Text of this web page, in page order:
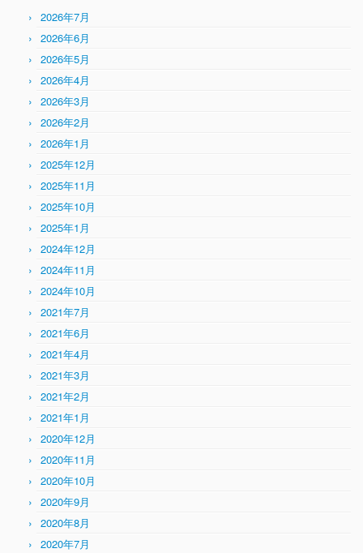
2026年7月
2026年6月
2026年5月
2026年4月
2026年3月
2026年2月
2026年1月
2025年12月
2025年11月
2025年10月
2025年1月
2024年12月
2024年11月
2024年10月
2021年7月
2021年6月
2021年4月
2021年3月
2021年2月
2021年1月
2020年12月
2020年11月
2020年10月
2020年9月
2020年8月
2020年7月